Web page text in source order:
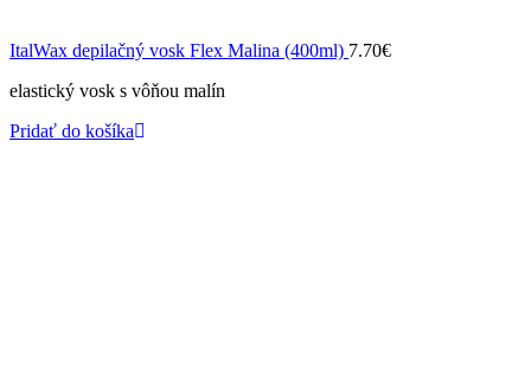
ItalWax depilačný vosk Flex Malina (400ml) 7.70€
elastický vosk s vôňou malín
Pridať do košíka